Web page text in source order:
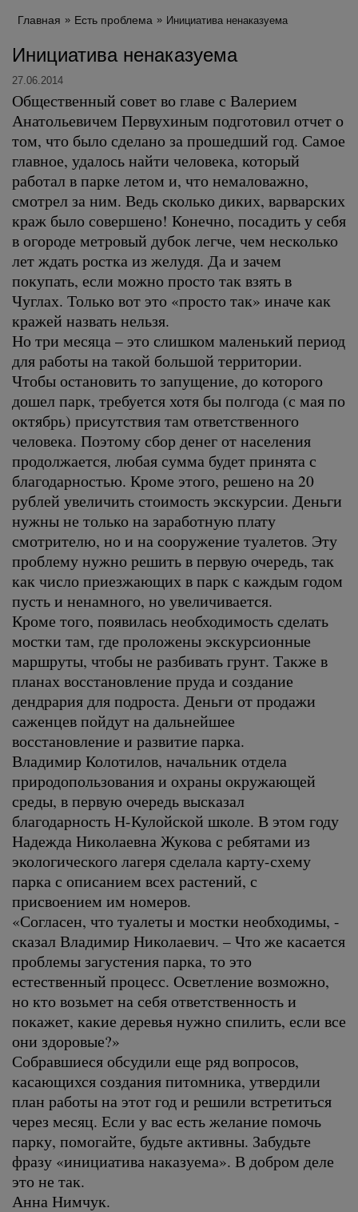
Главная Есть проблема Инициатива ненаказуема
Инициатива ненаказуема
27.06.2014
Общественный совет во главе с Валерием
Анатольевичем Первухиным подготовил отчет о
том, что было сделано за прошедший год. Самое
главное, удалось найти человека, который
работал в парке летом и, что немаловажно,
смотрел за ним. Ведь сколько диких, варварских
краж было совершено! Конечно, посадить у себя
в огороде метровый дубок легче, чем несколько
лет ждать ростка из желудя. Да и зачем
покупать, если можно просто так взять в
Чуглах. Только вот это «просто так» иначе как
кражей назвать нельзя.
Но три месяца – это слишком маленький период
для работы на такой большой территории.
Чтобы остановить то запущение, до которого
дошел парк, требуется хотя бы полгода (с мая по
октябрь) присутствия там ответственного
человека. Поэтому сбор денег от населения
продолжается, любая сумма будет принята с
благодарностью. Кроме этого, решено на 20
рублей увеличить стоимость экскурсии. Деньги
нужны не только на заработную плату
смотрителю, но и на сооружение туалетов. Эту
проблему нужно решить в первую очередь, так
как число приезжающих в парк с каждым годом
пусть и ненамного, но увеличивается.
Кроме того, появилась необходимость сделать
мостки там, где проложены экскурсионные
маршруты, чтобы не разбивать грунт. Также в
планах восстановление пруда и создание
дендрария для подроста. Деньги от продажи
саженцев пойдут на дальнейшее
восстановление и развитие парка.
Владимир Колотилов, начальник отдела
природопользования и охраны окружающей
среды, в первую очередь высказал
благодарность Н-Кулойской школе. В этом году
Надежда Николаевна Жукова с ребятами из
экологического лагеря сделала карту-схему
парка с описанием всех растений, с
присвоением им номеров.
«Согласен, что туалеты и мостки необходимы, -
сказал Владимир Николаевич. – Что же касается
проблемы загустения парка, то это
естественный процесс. Осветление возможно,
но кто возьмет на себя ответственность и
покажет, какие деревья нужно спилить, если все
они здоровые?»
Собравшиеся обсудили еще ряд вопросов,
касающихся создания питомника, утвердили
план работы на этот год и решили встретиться
через месяц. Если у вас есть желание помочь
парку, помогайте, будьте активны. Забудьте
фразу «инициатива наказуема». В добром деле
это не так.
Анна Нимчук.